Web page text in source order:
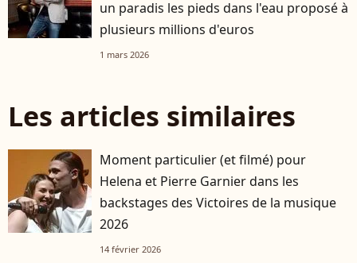
un paradis les pieds dans l'eau proposé à
plusieurs millions d'euros
1 mars 2026
Les articles similaires
Moment particulier (et filmé) pour
Helena et Pierre Garnier dans les
backstages des Victoires de la musique
2026
14 février 2026